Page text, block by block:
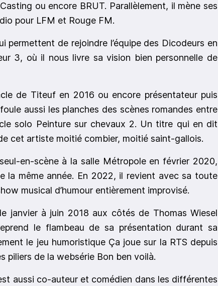
ou encore BRUT. Parallèlement, il mène ses
pour LFM et Rouge FM.
permettent de rejoindre l’équipe des Dicodeurs en
3, où il nous livre sa vision bien personnelle de
de Titeuf en 2016 ou encore présentateur puis
aussi les planches des scènes romandes entre
solo Peinture sur chevaux 2. Un titre qui en dit
cet artiste moitié combier, moitié saint-gallois.
en-scène à la salle Métropole en février 2020,
la même année. En 2022, il revient avec sa toute
musical d’humour entièrement improvisé.
janvier à juin 2018 aux côtés de Thomas Wiesel
le flambeau de sa présentation durant sa
le jeu humoristique Ça joue sur la RTS depuis
piliers de la websérie Bon ben voilà.
aussi co-auteur et comédien dans les différentes